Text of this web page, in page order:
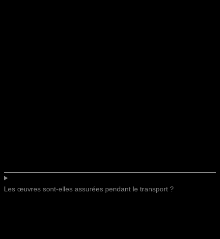
Les œuvres sont-elles assurées pendant le transport ?